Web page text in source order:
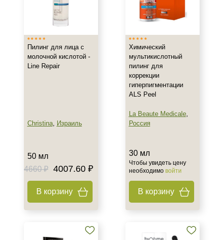
Обезвоженная
Акне
Гиперкератоз
Гиперпигментация
Показать еще
Пилинг для лица с
молочной кислотой -
Line Repair
Christina, Израиль
50 мл
4660 ₽ 4007.60 ₽
В корзину
Химический
мультикислотный
пилинг для
коррекции
гиперпигментации
ALS Peel
La Beaute Medicale,
Россия
30 мл
Чтобы увидеть цену
необходимо войти
В корзину